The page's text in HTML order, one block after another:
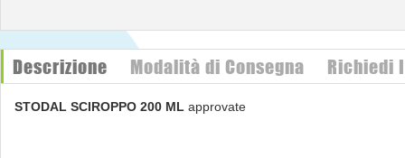
Descrizione Modalità di Consegna Richiedi
STODAL SCIROPPO 200 ML approvate